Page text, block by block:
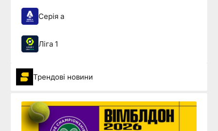
Серія а
Ліга 1
Трендові новини